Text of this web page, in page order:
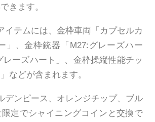
きます。
イテムには、金枠車両「カプセルカ
」、金枠銃器「M27:グレーズハー
レーズハート」、金枠操縦性能チッ
などが含まれます。
デンピース、オレンジチップ、ブル
定でシャイニングコインと交換で